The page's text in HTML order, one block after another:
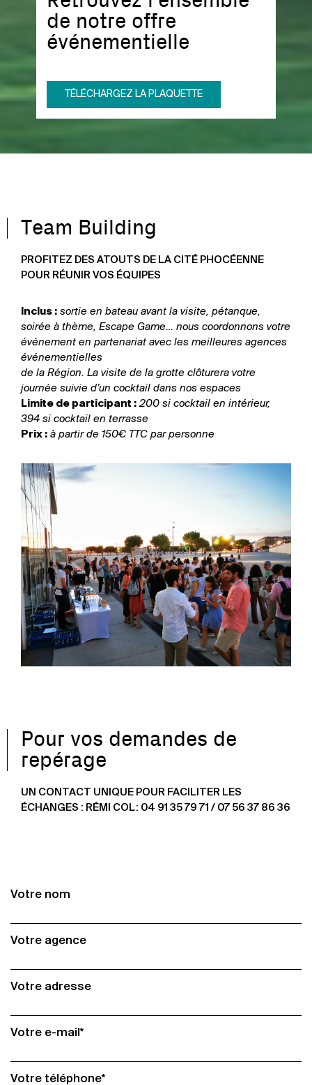
de notre offre
événementielle
TÉLÉCHARGEZ LA PLAQUETTE
Team Building
PROFITEZ DES ATOUTS DE LA CITÉ PHOCÉENNE
POUR RÉUNIR VOS ÉQUIPES
Inclus : sortie en bateau avant la visite, pétanque,
soirée à thème, Escape Game… nous coordonnons votre
événement en partenariat avec les meilleures agences
événementielles
de la Région. La visite de la grotte clôturera votre
journée suivie d’un cocktail dans nos espaces
Limite de participant : 200 si cocktail en intérieur,
394 si cocktail en terrasse
Prix : à partir de 150€ TTC par personne
Pour vos demandes de
repérage
UN CONTACT UNIQUE POUR FACILITER LES
ÉCHANGES : RÉMI COL: 04 91 35 79 71 / 07 56 37 86 36
Votre nom
Votre agence
Votre adresse
Votre e-mail*
Votre téléphone*